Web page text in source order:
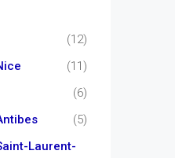
(12)
(11)
(6)
(5)
Laurent-